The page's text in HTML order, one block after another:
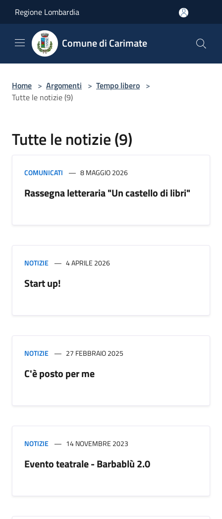
Regione Lombardia
Comune di Carimate
Home > Argomenti > Tempo libero >
Tutte le notizie (9)
Tutte le notizie (9)
COMUNICATI 8 MAGGIO 2026
Rassegna letteraria "Un castello di libri"
NOTIZIE 4 APRILE 2026
Start up!
NOTIZIE 27 FEBBRAIO 2025
C'è posto per me
NOTIZIE 14 NOVEMBRE 2023
Evento teatrale - Barbablù 2.0